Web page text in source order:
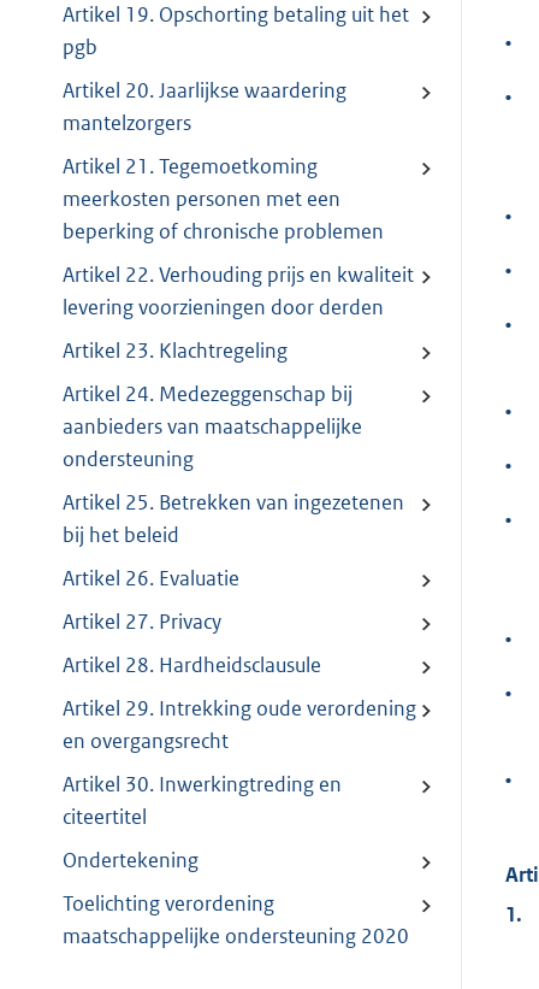
Artikel 19. Opschorting betaling uit het
pgb
Artikel 20. Jaarlijkse waardering
mantelzorgers
Artikel 21. Tegemoetkoming
meerkosten personen met een
beperking of chronische problemen
Artikel 22. Verhouding prijs en kwaliteit
levering voorzieningen door derden
Artikel 23. Klachtregeling
Artikel 24. Medezeggenschap bij
aanbieders van maatschappelijke
ondersteuning
Artikel 25. Betrekken van ingezetenen
bij het beleid
Artikel 26. Evaluatie
Artikel 27. Privacy
Artikel 28. Hardheidsclausule
Artikel 29. Intrekking oude verordening
en overgangsrecht
Artikel 30. Inwerkingtreding en
citeertitel
Ondertekening
Toelichting verordening
maatschappelijke ondersteuning 2020
•
•
•
•
•
•
•
•
•
•
•
1.